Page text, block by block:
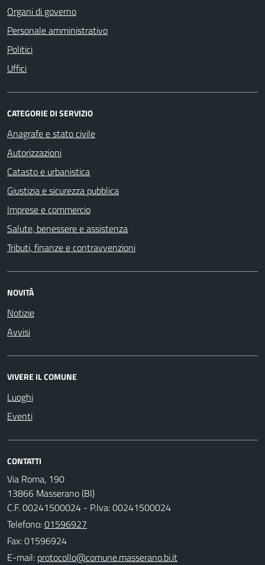
Organi di governo
Personale amministrativo
Politici
Uffici
CATEGORIE DI SERVIZIO
Anagrafe e stato civile
Autorizzazioni
Catasto e urbanistica
Giustizia e sicurezza pubblica
Imprese e commercio
Salute, benessere e assistenza
Tributi, finanze e contravvenzioni
NOVITÀ
Notizie
Avvisi
VIVERE IL COMUNE
Luoghi
Eventi
CONTATTI
Via Roma, 190
13866 Masserano (BI)
C.F. 00241500024 - P.Iva: 00241500024
Telefono:01596927
Fax: 01596924
E-mail: